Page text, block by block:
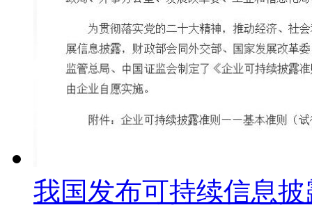
我国发布可持续信息